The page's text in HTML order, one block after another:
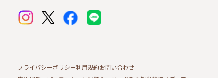
プライバシーポリシー利用規約お問い合わせ